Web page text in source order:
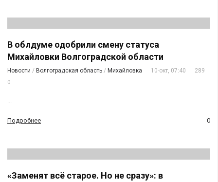
В облдуме одобрили смену статуса
Михайловки Волгоградской области
Новости / Волгоградская область / Михайловка 10-окт, 07:40
289
0
...
Подробнее 0
«Заменят всё старое. Но не сразу»: в